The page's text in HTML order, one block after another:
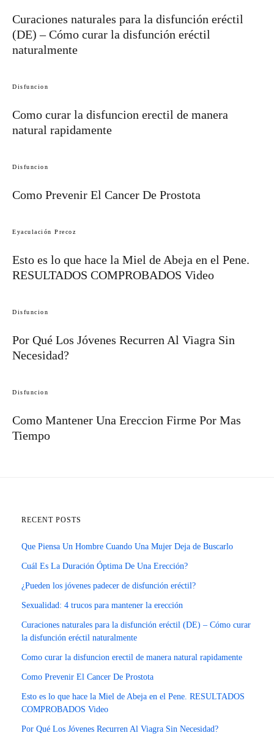
Curaciones naturales para la disfunción eréctil
(DE) – Cómo curar la disfunción eréctil
naturalmente
Disfuncion
Como curar la disfuncion erectil de manera
natural rapidamente
Disfuncion
Como Prevenir El Cancer De Prostota
Eyaculación Precoz
Esto es lo que hace la Miel de Abeja en el Pene.
RESULTADOS COMPROBADOS Video
Disfuncion
Por Qué Los Jóvenes Recurren Al Viagra Sin
Necesidad?
Disfuncion
Como Mantener Una Ereccion Firme Por Mas
Tiempo
RECENT POSTS
Que Piensa Un Hombre Cuando Una Mujer Deja de Buscarlo
Cuál Es La Duración Óptima De Una Erección?
¿Pueden los jóvenes padecer de disfunción eréctil?
Sexualidad: 4 trucos para mantener la erección
Curaciones naturales para la disfunción eréctil (DE) – Cómo curar
la disfunción eréctil naturalmente
Como curar la disfuncion erectil de manera natural rapidamente
Como Prevenir El Cancer De Prostota
Esto es lo que hace la Miel de Abeja en el Pene. RESULTADOS
COMPROBADOS Video
Por Qué Los Jóvenes Recurren Al Viagra Sin Necesidad?